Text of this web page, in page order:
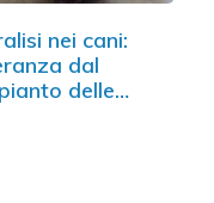
nei cani:
dal
delle…